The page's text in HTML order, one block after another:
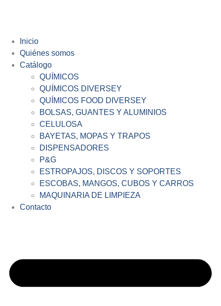
Inicio
Quiénes somos
Catálogo
QUÍMICOS
QUÍMICOS DIVERSEY
QUÍMICOS FOOD DIVERSEY
BOLSAS, GUANTES Y ALUMINIOS
CELULOSA
BAYETAS, MOPAS Y TRAPOS
DISPENSADORES
P&G
ESTROPAJOS, DISCOS Y SOPORTES
ESCOBAS, MANGOS, CUBOS Y CARROS
MAQUINARIA DE LIMPIEZA
Contacto